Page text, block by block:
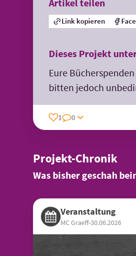
Artikel teilen
Link kopieren
Dieses Projekt
Eure
bitten jedoch
1 0
Projekt-Chronik
Was bisher geschah
Veranstaltung
MC Graeff•30.06.2026